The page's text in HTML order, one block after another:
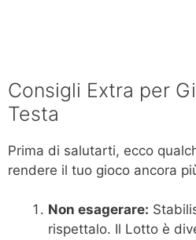
Consigli Extra per
Testa
Prima di salutarti, ecco
rendere il tuo gioco ancora
Non esagerare:
rispettalo. Il Lotto è